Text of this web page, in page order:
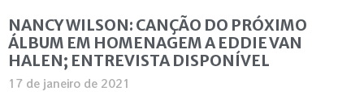
NANCY WILSON: CANÇÃO DO PRÓXIMO
ÁLBUM EM HOMENAGEM A EDDIE VAN
HALEN; ENTREVISTA DISPONÍVEL
17 de janeiro de 2021